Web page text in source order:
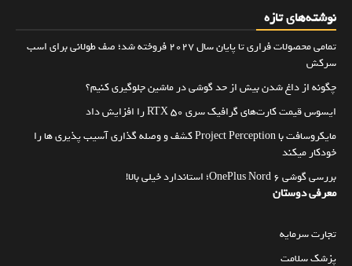
نوشته‌های تازه
تمامی محصولات فراری تا پایان سال ۲۰۲۷ فروخته شد؛ صف طولانی برای اسب
سرکش
چگونه از داغ شدن بیش از حد گوشی در ماشین جلوگیری کنیم؟
ایسوس قیمت کارت‌های گرافیک سری RTX 50 را افزایش داد
مایکروسافت با Project Perception کشف و وصله گذاری آسیب پذیری ها را
خودکار میکند
بررسی گوشی OnePlus Nord 6؛ استاندارد خیلی بالا!
معرفی دوستان
تجارت سرمایه
پزشک سلامت